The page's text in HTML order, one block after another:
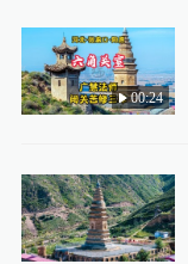
00:24